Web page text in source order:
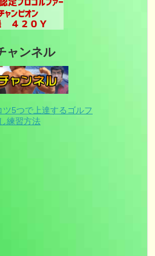
ャンネル
5つで上達するゴルフ
練習方法